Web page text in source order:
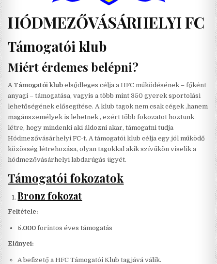
HÓDMEZŐVÁSÁRHELYI FC
Támogatói klub
Miért érdemes belépni?
A Támogatói klub elsődleges célja a HFC működésének – főként
anyagi – támogatása, vagyis a több mint 350 gyerek sportolási
lehetőségének elősegítése. A klub tagok nem csak cégek ,hanem
magánszemélyek is lehetnek , ezért több fokozatot hoztunk
létre, hogy mindenki aki áldozni akar, támogatni tudja
Hódmezővásárhelyi FC-t. A támogatói klub célja egy jól működő
közösség létrehozása, olyan tagokkal akik szívükön viselik a
hódmezővásárhelyi labdarúgás ügyét.
Támogatói fokozatok
Bronz fokozat
Feltétele:
5.000 forintos éves támogatás
Előnyei:
A befizető a HFC Támogatói Klub tagjává válik.